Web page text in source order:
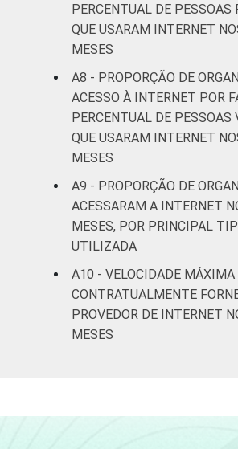
PERCENTUAL DE PESSOAS
QUE USARAM INTERNET
MESES
A8 - PROPORÇÃO DE
ACESSO À INTERNET POR
PERCENTUAL DE PESSOAS
QUE USARAM INTERNET
MESES
A9 - PROPORÇÃO DE
ACESSARAM A INTERNET
MESES, POR PRINCIPAL
UTILIZADA
A10 - VELOCIDADE MÁXIMA
CONTRATUALMENTE
PROVEDOR DE INTERNET
MESES